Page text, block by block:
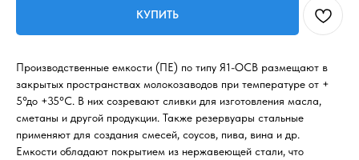
КУПИТЬ
Производственные емкости (ПЕ) по типу Я1-ОСВ размещают в
закрытых пространствах молокозаводов при температуре от +
5°до +35°С. В них созревают сливки для изготовления масла,
сметаны и другой продукции. Также резервуары стальные
применяют для создания смесей, соусов, пива, вина и др.
Емкости обладают покрытием из нержавеющей стали, что